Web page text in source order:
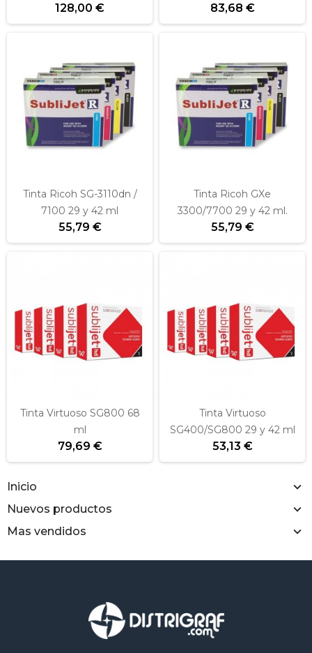
Inicio
Nuevos productos
Mas vendidos
128,00 € 83,68 €
Tinta Ricoh SG-3110dn /
7100 29 y 42 ml
55,79 €
Tinta Ricoh GXe
3300/7700 29 y 42 ml.
55,79 €
Tinta Virtuoso SG800 68
ml
79,69 €
Tinta Virtuoso
SG400/SG800 29 y 42 ml
53,13 €